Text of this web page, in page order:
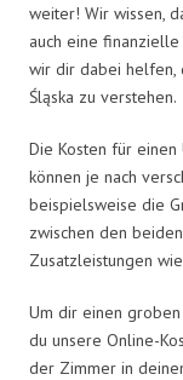
weiter! Wir wissen,
auch eine
wir dir dabei helfen,
Śląska zu verstehen.
Die Kosten für einen
können je nach
beispielsweise die
zwischen den
Zusatzleistungen
Um dir einen
du unsere Online-
der Zimmer in